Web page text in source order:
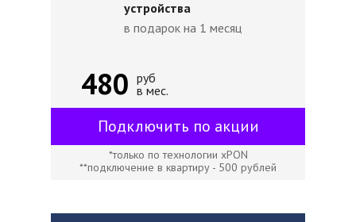
руб
в мес.
480
*только по технологии xPON
**подключение в квартиру - 500 рублей
Подключить по акции
устройства
в подарок на 1 месяц